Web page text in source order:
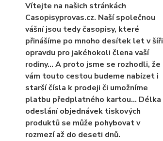
Vítejte na našich stránkách
Casopisyprovas.cz. Naší společnou
vášní jsou tedy časopisy, které
přinášíme po mnoho desítek let v šíři
opravdu pro jakéhokoli člena vaší
rodiny… A proto jsme se rozhodli, že
vám touto cestou budeme nabízet i
starší čísla k prodeji či umožníme
platbu předplatného kartou... Délka
odeslání objednávek tiskových
produktů se může pohybovat v
rozmezí až do deseti dnů.